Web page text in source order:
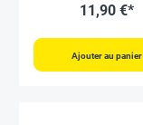
11,90 €*
Ajouter au panier